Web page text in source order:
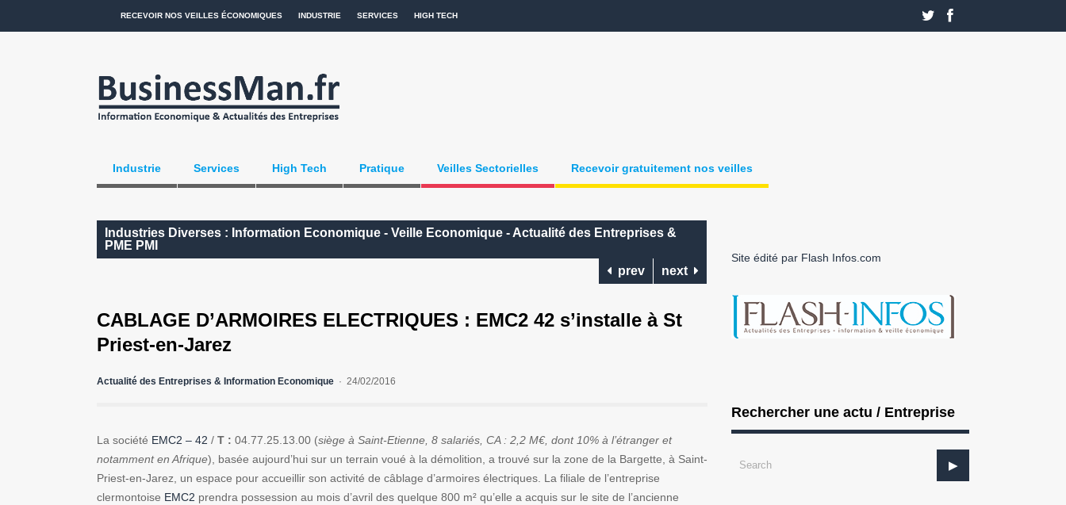
RECEVOIR NOS VEILLES ÉCONOMIQUES INDUSTRIE SERVICES HIGH TECH
Industrie Services High Tech Pratique Veilles Sectorielles Recevoir gratuitement nos veilles
Industries Diverses : Information Economique - Veille Economique - Actualité des Entreprises &
PME PMI
prev
next
CABLAGE D’ARMOIRES ELECTRIQUES : EMC2 42 s’installe à St
Priest-en-Jarez
Actualité des Entreprises & Information Economique 24/02/2016
La société EMC2 – 42 / T : 04.77.25.13.00 (siège à Saint-Etienne, 8 salariés, CA : 2,2 M€, dont 10% à l’étranger et
notamment en Afrique), basée aujourd’hui sur un terrain voué à la démolition, a trouvé sur la zone de la Bargette, à Saint-
Priest-en-Jarez, un espace pour accueillir son activité de câblage d’armoires électriques. La filiale de l’entreprise
clermontoise EMC2 prendra possession au mois d’avril des quelque 800 m² qu’elle a acquis sur le site de l’ancienne
Site édité par Flash Infos.com
Rechercher une actu / Entreprise